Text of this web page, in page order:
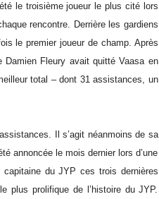
le troisième joueur le plus cité lors
rencontre. Derrière les gardiens
le premier joueur de champ. Après
Damien Fleury avait quitté Vaasa en
total – dont 31 assistances, un
Il s’agit néanmoins de sa
annoncée le mois dernier lors d’une
du JYP ces trois dernières
plus prolifique de l’histoire du JYP.